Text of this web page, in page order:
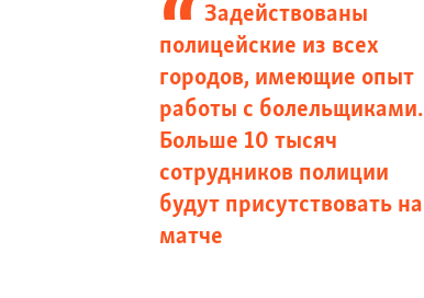
Задействованы
полицейские из всех
городов, имеющие опыт
работы с болельщиками.
Больше 10 тысяч
сотрудников полиции
будут присутствовать на
матче